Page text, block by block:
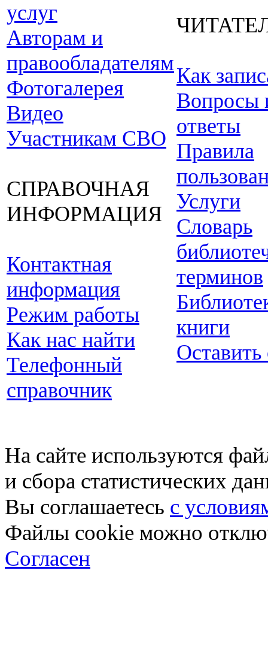
услуг
Авторам и
правообладателям
Фотогалерея
Видео
Участникам СВО
СПРАВОЧНАЯ
ИНФОРМАЦИЯ
Контактная
информация
Режим работы
Как нас найти
Телефонный
справочник
Как
Вопросы
ответы
Правила
Услуги
Словарь
терминов
книги
Оставить
На сайте используются
и сбора статистических
Вы соглашаетесь с
Файлы cookie можно
Согласен